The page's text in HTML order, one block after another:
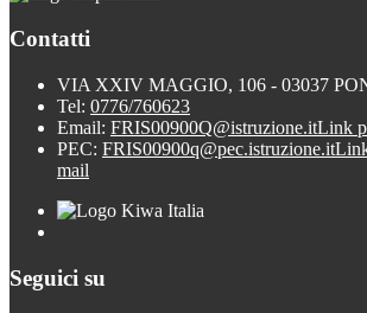
Contatti
VIA XXIV MAGGIO, 106 - 03037
Tel: 0776/760623
Email: FRIS00900Q@istruzione.itLink
PEC: FRIS00900q@pec.istruzione.it
mail
Seguici su